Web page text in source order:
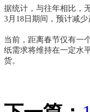
据统计，与往年相比，
3月18日期间，预计减
当前，距离春节仅有一
纸需求将维持在一定水
货。